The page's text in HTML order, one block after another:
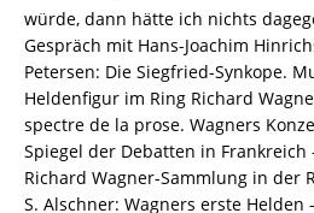
3-
8260-
8123-
1
/
978-
3-
8260-
würde, dann hätte ich nichts
Gespräch mit Hans-Joachim
Petersen: Die Siegfried-Synkope.
Heldenfigur im Ring Richard
spectre de la prose. Wagners
Spiegel der Debatten in Frankreich
Richard Wagner-Sammlung in der
S. Alschner: Wagners erste Helden